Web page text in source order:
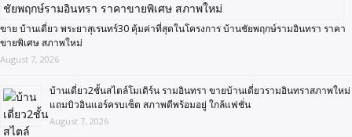
ขาย บ้านเดี่ยว พระยาสุเรนทร์30 คุ้มค่าที่สุดในโครงการ บ้านชัยพฤกษ์รามอินทรา ราคา
ขายพิเศษ สภาพใหม่
August 7, 2026
บ้านเดี่ยว2ชั้นสไตล์โมเดิร์น รามอินทรา ขายบ้านเดี่ยวรามอินทราสภาพใหม่
แถมบิวอินแอร์ครบเซ็ต สภาพดีพร้อมอยู่ ใกล้แฟชั่น
August 7, 2026